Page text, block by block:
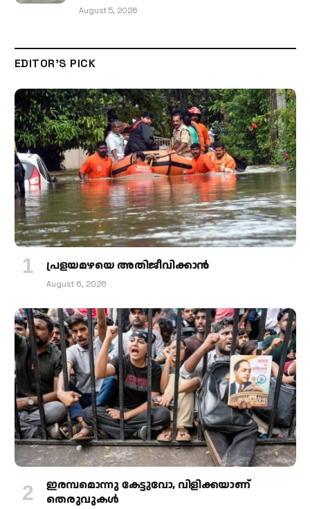
August 5, 2026
EDITOR'S PICK
പ്രളയമഴയെ അതിജീവിക്കാന്‍
August 6, 2026
ഇരമ്പമൊന്നു കേട്ടുവോ, വിളിക്കയാണ്
തെരുവുകള്‍